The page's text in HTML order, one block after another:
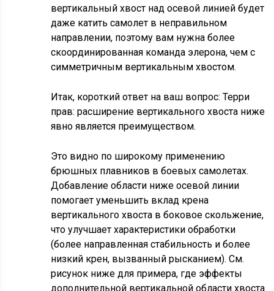
вертикальный хвост над осевой линией будет
даже катить самолет в неправильном
направлении, поэтому вам нужна более
скоординированная команда элерона, чем с
симметричным вертикальным хвостом.
Итак, короткий ответ на ваш вопрос: Терри
прав: расширение вертикального хвоста ниже
явно является преимуществом.
Это видно по широкому применению
брюшных плавников в боевых самолетах.
Добавление области ниже осевой линии
помогает уменьшить вклад крена
вертикального хвоста в боковое скольжение,
что улучшает характеристики обработки
(более направленная стабильность и более
низкий крен, вызванный рысканием). См.
рисунок ниже для примера, где эффекты
дополнительной вертикальной области хвоста